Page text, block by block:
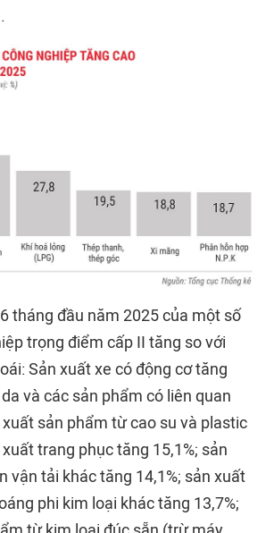
tháng đầu năm 2025 của một số
trọng điểm cấp II tăng so với
Sản xuất xe có động cơ tăng
và các sản phẩm có liên quan
xuất sản phẩm từ cao su và plastic
trang phục tăng 15,1%; sản
vận tải khác tăng 14,1%; sản xuất
phi kim loại khác tăng 13,7%;